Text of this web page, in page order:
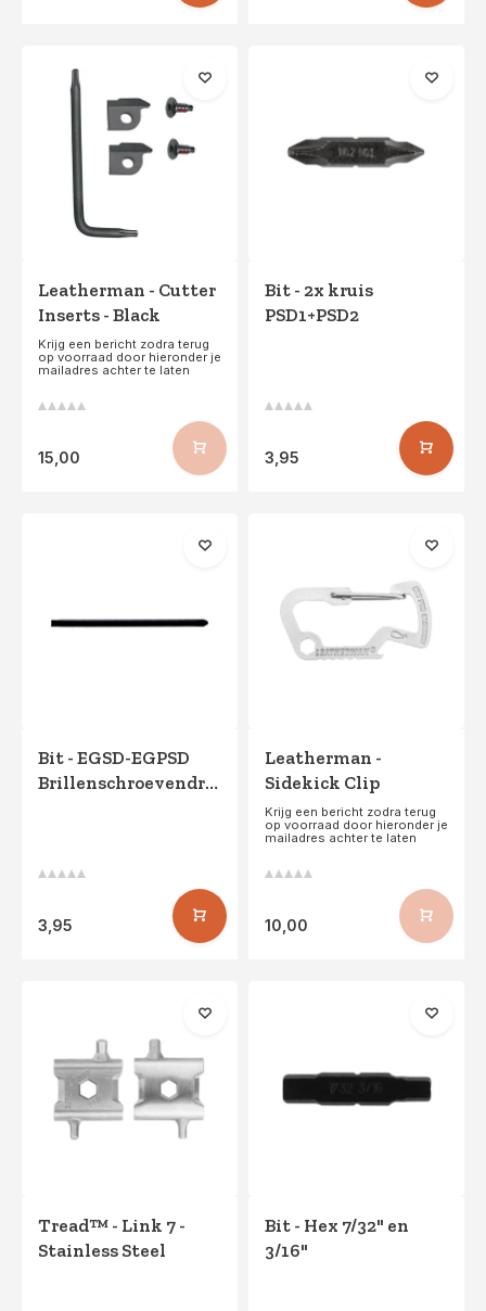
Leatherman - Cutter
Inserts - Black
Krijg een bericht zodra terug
op voorraad door hieronder je
mailadres achter te laten
15,00
Bit - 2x kruis
PSD1+PSD2
3,95
Bit - EGSD-EGPSD
Brillenschroevendraaier
3,95
Leatherman -
Sidekick Clip
Krijg een bericht zodra terug
op voorraad door hieronder je
mailadres achter te laten
10,00
Tread™ - Link 7 -
Stainless Steel
Bit - Hex 7/32" en
3/16"